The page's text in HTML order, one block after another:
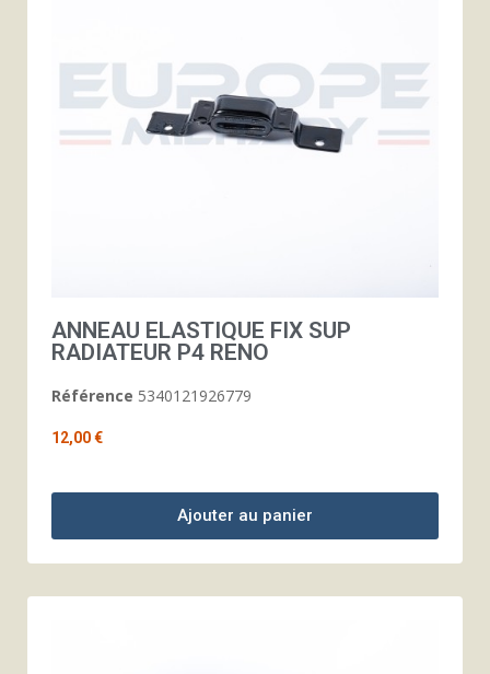
ANNEAU ELASTIQUE FIX SUP
RADIATEUR P4 RENO
Référence 5340121926779
12,00 €
Ajouter au panier